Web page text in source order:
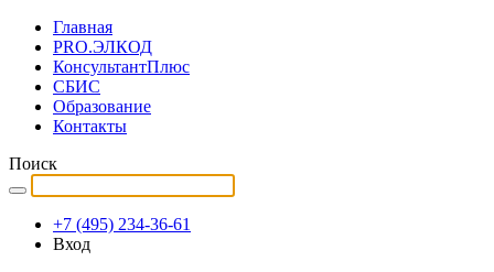
Главная
PRO.ЭЛКОД
КонсультантПлюс
СБИС
Образование
Контакты
Поиск
+7 (495) 234-36-61
Вход